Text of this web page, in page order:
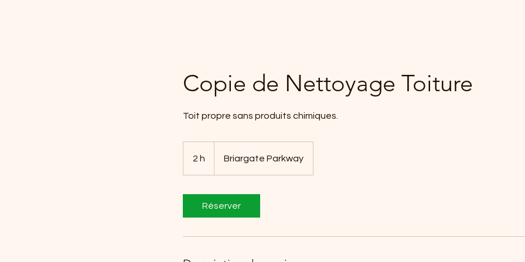
Copie de Nettoyage Toiture
Toit propre sans produits chimiques.
2 h Briargate Parkway
Réserver